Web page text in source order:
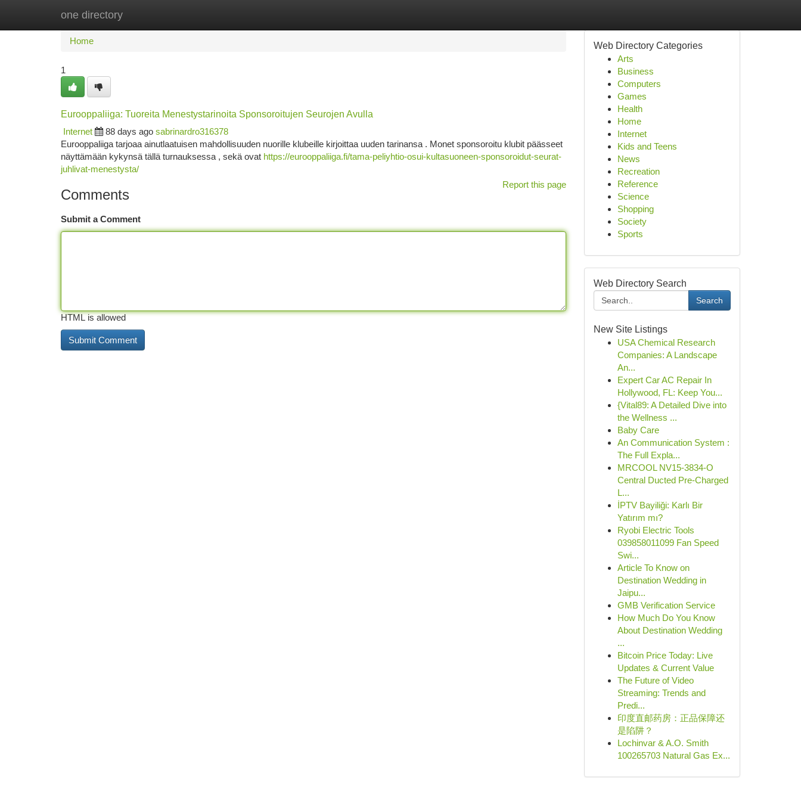
one directory
Home New Site Listings
Home
1
Eurooppaliiga: Tuoreita Menestystarinoita Sponsoroitujen Seurojen Avulla
Internet
88 days ago sabrinardro316378
Eurooppaliiga tarjoaa ainutlaatuisen mahdollisuuden nuorille klubeille kirjoittaa uuden tarinansa . Monet sponsoroitu klubit päässeet
näyttämään kykynsä tällä turnauksessa , sekä ovat https://eurooppaliiga.fi/tama-peliyhtio-osui-kultasuoneen-sponsoroidut-seurat-
juhlivat-menestysta/
Report this page
Comments
Submit a Comment
HTML is allowed
Web Directory Categories
Arts
Business
Computers
Games
Health
Home
Internet
Kids and Teens
News
Recreation
Reference
Science
Shopping
Society
Sports
Web Directory Search
Search
New Site Listings
USA Chemical Research
Companies: A Landscape
An...
Expert Car AC Repair In
Hollywood, FL: Keep You...
{Vital89: A Detailed Dive into
the Wellness ...
Baby Care
An Communication System :
The Full Expla...
MRCOOL NV15-3834-O
Central Ducted Pre-Charged
L...
İPTV Bayiliği: Karlı Bir
Yatırım mı?
Ryobi Electric Tools
039858011099 Fan Speed
Swi...
Article To Know on
Destination Wedding in
Jaipu...
GMB Verification Service
How Much Do You Know
About Destination Wedding
...
Bitcoin Price Today: Live
Updates & Current Value
The Future of Video
Streaming: Trends and
Predi...
印度直邮药房：正品保障还
是陷阱？
Lochinvar & A.O. Smith
100265703 Natural Gas Ex...